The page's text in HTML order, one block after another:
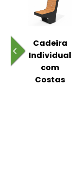
Cadeira
Individual
com
Costas